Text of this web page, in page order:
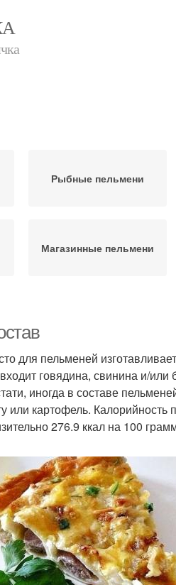
Рыбные пельмени
Магазинные пельмени
Пельмени при гастрите
для пельменей
говядина, свинина и/или
иногда в составе
или картофель. Калорийность
276.9 ккал на 100